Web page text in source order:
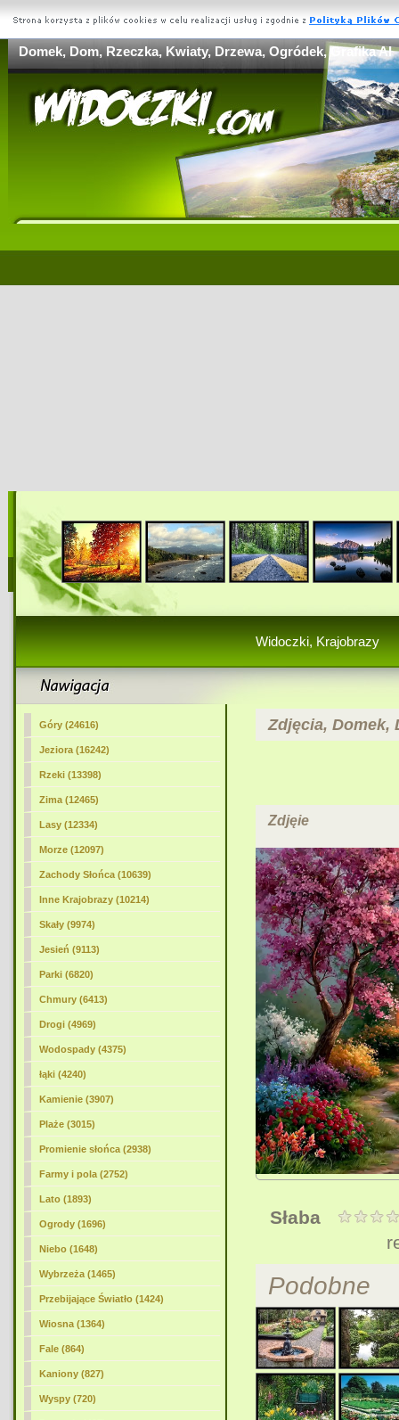
Domek, Dom, Rzeczka, Kwiaty, Drzewa, Ogródek, Grafika AI
Widoczki, Krajobrazy
Góry (24616)
Jeziora (16242)
Rzeki (13398)
Zima (12465)
Lasy (12334)
Morze (12097)
Zachody Słońca (10639)
Inne Krajobrazy (10214)
Skały (9974)
Jesień (9113)
Parki (6820)
Chmury (6413)
Drogi (4969)
Wodospady (4375)
łąki (4240)
Kamienie (3907)
Plaże (3015)
Promienie słońca (2938)
Farmy i pola (2752)
Lato (1893)
Ogrody (1696)
Niebo (1648)
Wybrzeża (1465)
Przebijające Światło (1424)
Wiosna (1364)
Fale (864)
Kaniony (827)
Wyspy (720)
Zdjęcia, Domek,
Zdjęie
Słaba
Podobne